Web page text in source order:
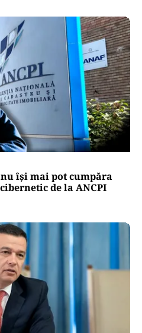
nu își mai pot cumpăra
de la ANCPI